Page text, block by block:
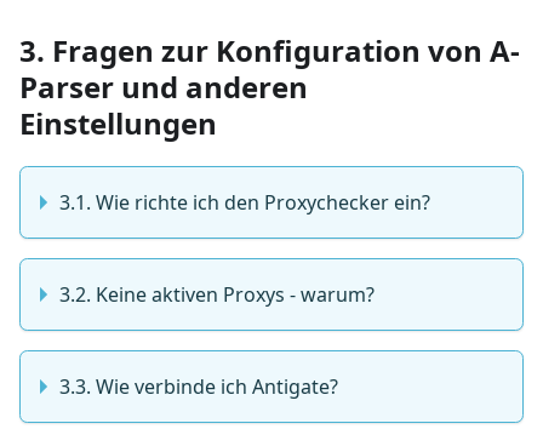
3. Fragen zur Konfiguration von A-
Parser und anderen
Einstellungen
3.1. Wie richte ich den Proxychecker ein?
3.2. Keine aktiven Proxys - warum?
3.3. Wie verbinde ich Antigate?